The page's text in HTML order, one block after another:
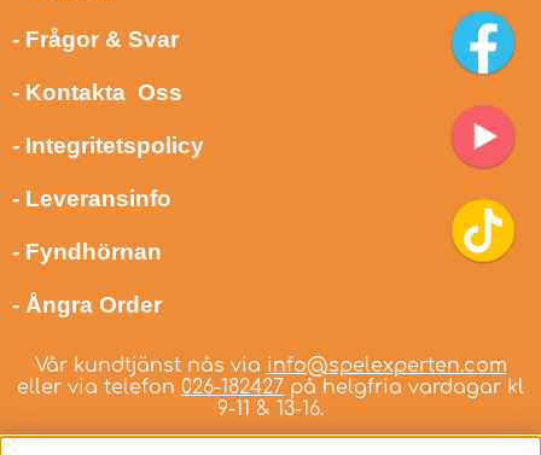
- Frågor & Svar
- Kontakta Oss
- Integritetspolicy
- Leveransinfo
- Fyndhörnan
- Ångra Order
Vår kundtjänst nås via info@spelexperten.com
eller via telefon 026-182427 på helgfria vardagar kl
9-11 & 13-16.